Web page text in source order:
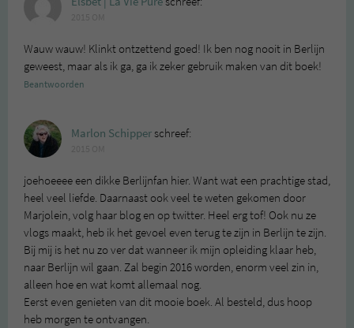
Wauw wauw! Klinkt ontzettend goed! Ik ben nog nooit in Berlijn
geweest, maar als ik ga, ga ik zeker gebruik maken van dit boek!
Beantwoorden
Marlon Schipperschreef:
joehoeeee een dikke Berlijnfan hier. Want wat een prachtige stad,
heel veel liefde. Daarnaast ook veel te weten gekomen door
Marjolein, volg haar blog en op twitter. Heel erg tof! Ook nu ze
vlogs maakt, heb ik het gevoel even terug te zijn in Berlijn te zijn.
Bij mij is het nu zo ver dat wanneer ik mijn opleiding klaar heb,
naar Berlijn wil gaan. Zal begin 2016 worden, enorm veel zin in,
alleen hoe en wat komt allemaal nog.
Eerst even genieten van dit mooie boek. Al besteld, dus hoop
heb morgen te ontvangen.